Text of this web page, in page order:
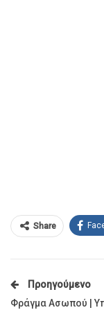
Share
Προηγούμενο
Φράγμα Ασωπού |